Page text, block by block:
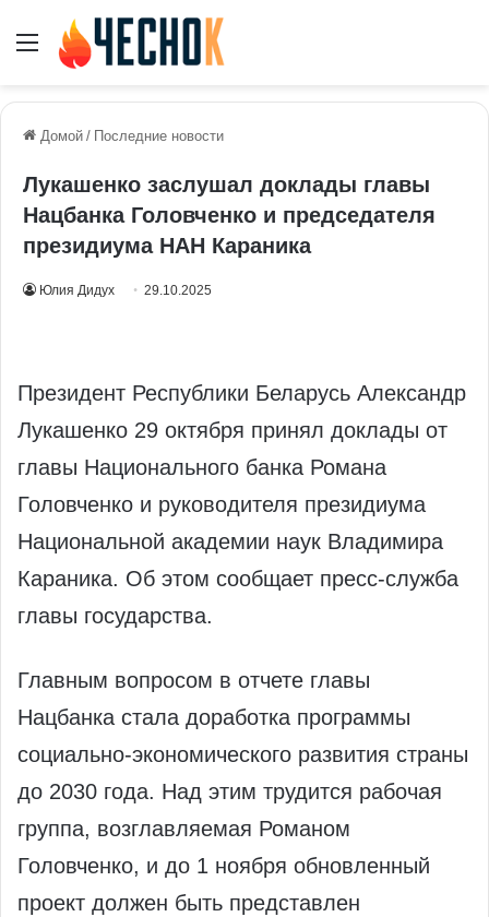
Меню
Домой / Последние новости
Лукашенко заслушал доклады главы
Нацбанка Головченко и председателя
президиума НАН Караника
Юлия Дидух 29.10.2025
Президент Республики Беларусь Александр
Лукашенко 29 октября принял доклады от
главы Национального банка Романа
Головченко и руководителя президиума
Национальной академии наук Владимира
Караника. Об этом сообщает пресс-служба
главы государства.
Главным вопросом в отчете главы
Нацбанка стала доработка программы
социально-экономического развития страны
до 2030 года. Над этим трудится рабочая
группа, возглавляемая Романом
Головченко, и до 1 ноября обновленный
проект должен быть представлен